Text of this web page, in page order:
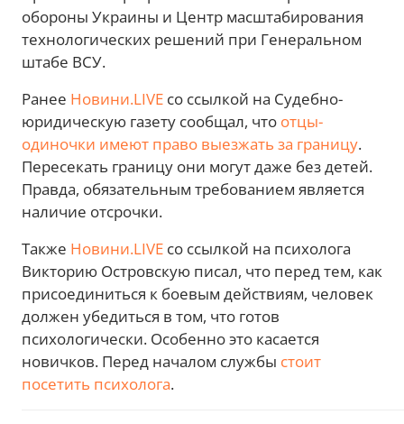
обороны Украины и Центр масштабирования
технологических решений при Генеральном
штабе ВСУ.
Ранее Новини.LIVE со ссылкой на Судебно-
юридическую газету сообщал, что отцы-
одиночки имеют право выезжать за границу.
Пересекать границу они могут даже без детей.
Правда, обязательным требованием является
наличие отсрочки.
Также Новини.LIVE со ссылкой на психолога
Викторию Островскую писал, что перед тем, как
присоединиться к боевым действиям, человек
должен убедиться в том, что готов
психологически. Особенно это касается
новичков. Перед началом службы стоит
посетить психолога.